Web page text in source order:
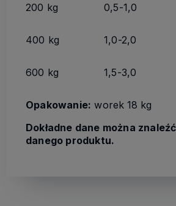
200 kg 0,5-1,0
400 kg 1,0-2,0
600 kg 1,5-3,0
Opakowanie: worek 18 kg
Dokładne dane można
danego produktu.